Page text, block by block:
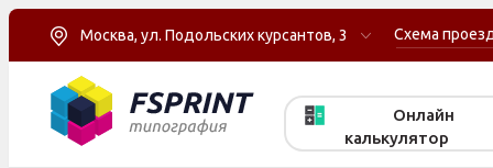
Москва, ул. Подольских курсантов, 3 Схема
Онлайн
калькулятор